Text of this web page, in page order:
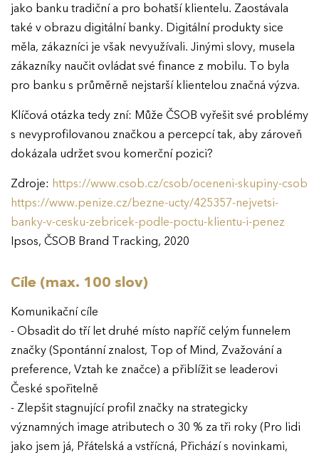
jako banku tradiční a pro bohatší klientelu. Zaostávala
také v obrazu digitální banky. Digitální produkty sice
měla, zákazníci je však nevyužívali. Jinými slovy, musela
zákazníky naučit ovládat své finance z mobilu. To byla
pro banku s průměrně nejstarší klientelou značná výzva.
Klíčová otázka tedy zní: Může ČSOB vyřešit své problémy
s nevyprofilovanou značkou a percepcí tak, aby zároveň
dokázala udržet svou komerční pozici?
Zdroje: https://www.csob.cz/csob/oceneni-skupiny-csob
https://www.penize.cz/bezne-ucty/425357-nejvetsi-
banky-v-cesku-zebricek-podle-poctu-klientu-i-penez
Ipsos, ČSOB Brand Tracking, 2020
Cíle (max. 100 slov)
Komunikační cíle
- Obsadit do tří let druhé místo napříč celým funnelem
značky (Spontánní znalost, Top of Mind, Zvažování a
preference, Vztah ke značce) a přiblížit se leaderovi
České spořitelně
- Zlepšit stagnující profil značky na strategicky
významných image atributech o 30 % za tři roky (Pro lidi
jako jsem já, Přátelská a vstřícná, Přichází s novinkami,